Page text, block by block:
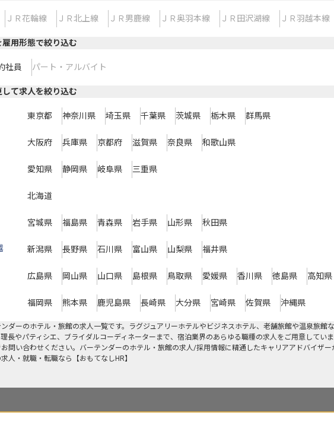
ＪＲ花輪線 ＪＲ北上線 ＪＲ男鹿線 ＪＲ奥羽本線 ＪＲ田沢湖線 ＪＲ羽越本線
用形態で絞り込む
社員 パート・アルバイト
て求人を絞り込む
東京都 神奈川県 埼玉県 千葉県 茨城県 栃木県 群馬県
大阪府 兵庫県 京都府 滋賀県 奈良県 和歌山県
愛知県 静岡県 岐阜県 三重県
北海道
宮城県 福島県 青森県 岩手県 山形県 秋田県
新潟県 長野県 石川県 富山県 山梨県 福井県
広島県 岡山県 山口県 島根県 鳥取県 愛媛県 香川県 徳島県 高知県
福岡県 熊本県 鹿児島県 長崎県 大分県 宮崎県 佐賀県 沖縄県
ダーのホテル・旅館の求人一覧です。ラグジュアリーホテルやビジネスホテル、老舗旅館や温泉旅
長やパティシエ、ブライダルコーディネーターまで、宿泊業界のあらゆる職種の求人をご用意してい
問い合わせください。バーテンダーのホテル・旅館の求人/採用情報に精通したキャリアアドバイザ
人・就職・転職なら【おもてなしHR】